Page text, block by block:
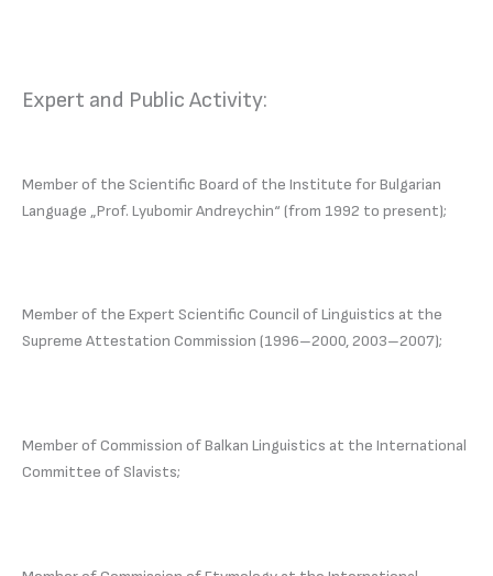
Expert and Public Activity:
Member of the Scientific Board of the Institute for Bulgarian
Language „Prof. Lyubomir Andreychin“ (from 1992 to present);
Member of the Expert Scientific Council of Linguistics at the
Supreme Attestation Commission (1996–2000, 2003–2007);
Member of Commission of Balkan Linguistics at the International
Committee of Slavists;